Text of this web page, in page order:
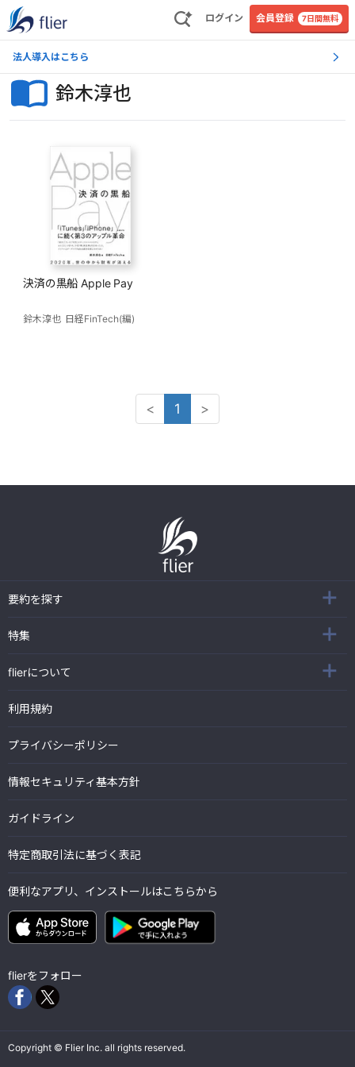
ログイン 会員登録 7日間無料
法人導入はこちら
鈴木淳也
決済の黒船 Apple Pay
鈴木淳也 日経FinTech(編)
< 1 >
要約を探す
特集
flierについて
利用規約
プライバシーポリシー
情報セキュリティ基本方針
ガイドライン
特定商取引法に基づく表記
便利なアプリ、インストールはこちらから
flierをフォロー
Copyright © Flier Inc. all rights reserved.